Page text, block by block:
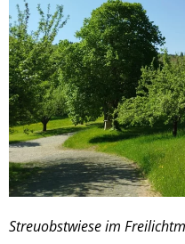
Streuobstwiese im